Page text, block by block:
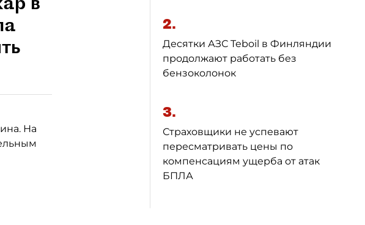
На
2.
Десятки АЗС Teboil в Финляндии
продолжают работать без
бензоколонок
3.
Страховщики не успевают
пересматривать цены по
компенсациям ущерба от атак
БПЛА